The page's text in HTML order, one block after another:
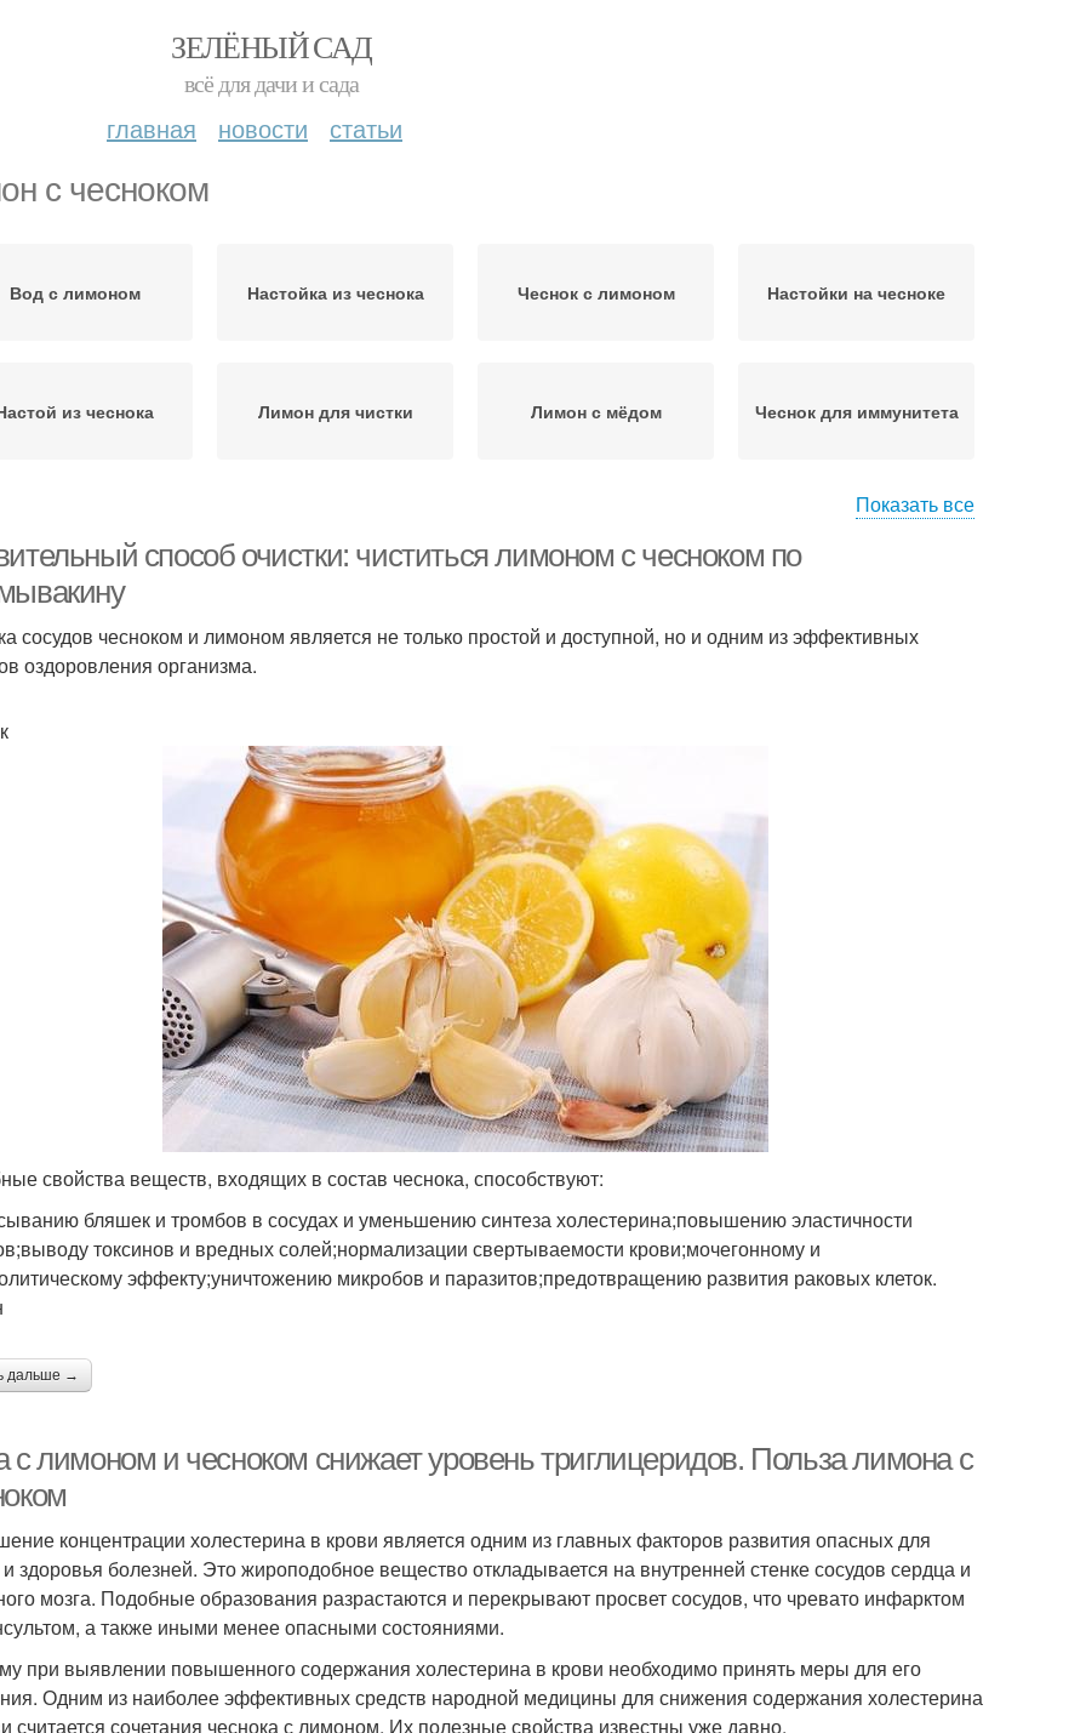
ЗЕЛЁНЫЙ САД
всё для дачи и сада
главная новости статьи
с чесноком
Вод с лимоном Настойка из чеснока Чеснок с лимоном Настойки на чесноке
из чеснока Лимон для чистки Лимон с мёдом Чеснок для иммунитета
Лимон в домашних
Смесь с лимоном Настойки с чесноком Настойка с лимоном Настой из лимона
Лимон по утрам
Настойки из чеснока Чеснок для очистки
Лимон по рецепту Чеснок с медом
Показать все
способ очистки: чиститься лимоном с чесноком по
сосудов чесноком и лимоном является не только простой и доступной, но и одним из эффективных
оздоровления организма.
свойства веществ, входящих в состав чеснока, способствуют:
бляшек и тромбов в сосудах и уменьшению синтеза холестерина;повышению эластичности
токсинов и вредных солей;нормализации свертываемости крови;мочегонному и
эффекту;уничтожению микробов и паразитов;предотвращению развития раковых клеток.
дальше →
с лимоном и чесноком снижает уровень триглицеридов. Польза лимона с
концентрации холестерина в крови является одним из главных факторов развития опасных для
здоровья болезней. Это жироподобное вещество откладывается на внутренней стенке сосудов сердца и
мозга. Подобные образования разрастаются и перекрывают просвет сосудов, что чревато инфарктом
а также иными менее опасными состояниями.
при выявлении повышенного содержания холестерина в крови необходимо принять меры для его
Одним из наиболее эффективных средств народной медицины для снижения содержания холестерина
считается сочетания чеснока с лимоном. Их полезные свойства известны уже давно.